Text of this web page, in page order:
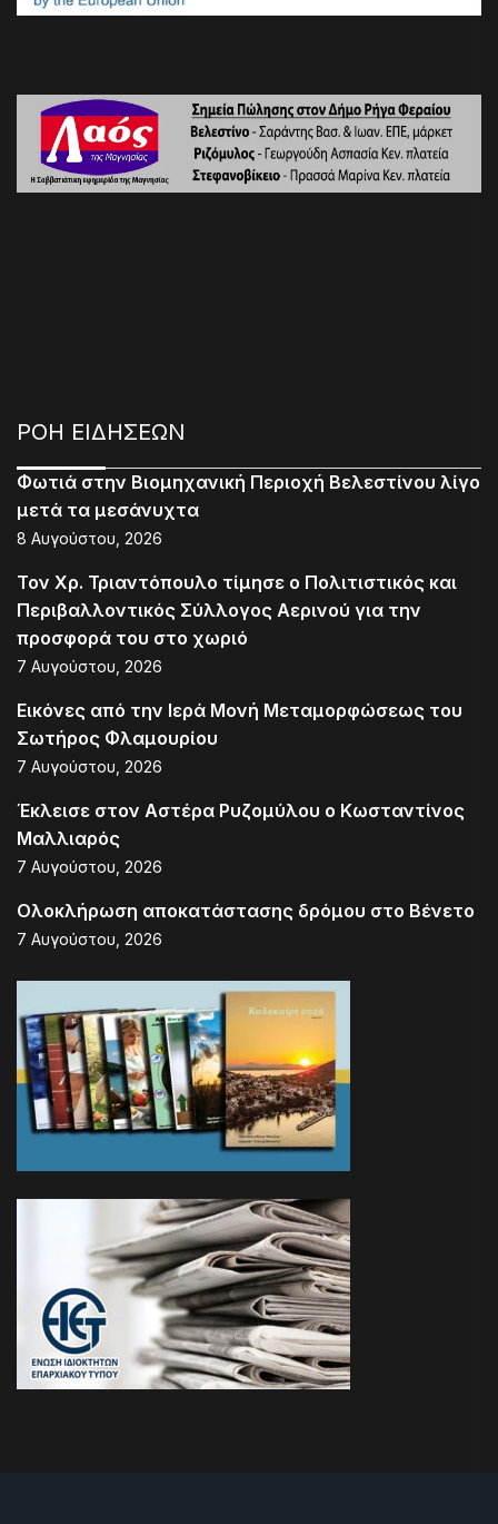
ΡΟΗ ΕΙΔΗΣΕΩΝ
Φωτιά στην Βιομηχανική Περιοχή Βελεστίνου λίγο
μετά τα μεσάνυχτα
8 Αυγούστου, 2026
Τον Χρ. Τριαντόπουλο τίμησε ο Πολιτιστικός και
Περιβαλλοντικός Σύλλογος Αερινού για την
προσφορά του στο χωριό
7 Αυγούστου, 2026
Εικόνες από την Ιερά Μονή Μεταμορφώσεως του
Σωτήρος Φλαμουρίου
7 Αυγούστου, 2026
Έκλεισε στον Αστέρα Ρυζομύλου ο Κωσταντίνος
Μαλλιαρός
7 Αυγούστου, 2026
Ολοκλήρωση αποκατάστασης δρόμου στο Βένετο
7 Αυγούστου, 2026